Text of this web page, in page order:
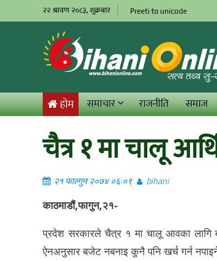
२२ श्रावण २०८३, शुक्रबार Preeti to unicode
होम समाचार राजनीति समाज
चैत्र १ मा चालू
२१ फाल्गुन २०७४ ०६:०९ bihani
काठमाडौं,फागुन,२१-
प्रदेश सरकारले चैत्र १ मा चालू आवका लागि
ऐनअनुसार बजेट नबनाइ कुनै पनि खर्च गर्न